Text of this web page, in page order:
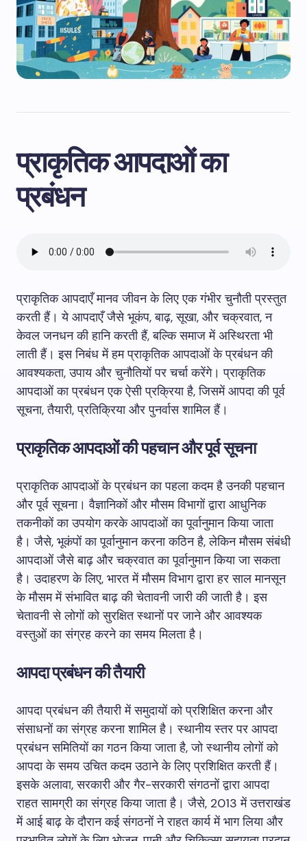
प्राकृतिक आपदाओं का
प्रबंधन
प्राकृतिक आपदाएँ मानव जीवन के लिए एक गंभीर चुनौती प्रस्तुत
करती हैं। ये आपदाएँ जैसे भूकंप, बाढ़, सूखा, और चक्रवात, न
केवल जनधन की हानि करती हैं, बल्कि समाज में अस्थिरता भी
लाती हैं। इस निबंध में हम प्राकृतिक आपदाओं के प्रबंधन की
आवश्यकता, उपाय और चुनौतियों पर चर्चा करेंगे। प्राकृतिक
आपदाओं का प्रबंधन एक ऐसी प्रक्रिया है, जिसमें आपदा की पूर्व
सूचना, तैयारी, प्रतिक्रिया और पुनर्वास शामिल हैं।
प्राकृतिक आपदाओं की पहचान और पूर्व सूचना
प्राकृतिक आपदाओं के प्रबंधन का पहला कदम है उनकी पहचान
और पूर्व सूचना। वैज्ञानिकों और मौसम विभागों द्वारा आधुनिक
तकनीकों का उपयोग करके आपदाओं का पूर्वानुमान किया जाता
है। जैसे, भूकंपों का पूर्वानुमान करना कठिन है, लेकिन मौसम संबंधी
आपदाओं जैसे बाढ़ और चक्रवात का पूर्वानुमान किया जा सकता
है। उदाहरण के लिए, भारत में मौसम विभाग द्वारा हर साल मानसून
के मौसम में संभावित बाढ़ की चेतावनी जारी की जाती है। इस
चेतावनी से लोगों को सुरक्षित स्थानों पर जाने और आवश्यक
वस्तुओं का संग्रह करने का समय मिलता है।
आपदा प्रबंधन की तैयारी
आपदा प्रबंधन की तैयारी में समुदायों को प्रशिक्षित करना और
संसाधनों का संग्रह करना शामिल है। स्थानीय स्तर पर आपदा
प्रबंधन समितियों का गठन किया जाता है, जो स्थानीय लोगों को
आपदा के समय उचित कदम उठाने के लिए प्रशिक्षित करती हैं।
इसके अलावा, सरकारी और गैर-सरकारी संगठनों द्वारा आपदा
राहत सामग्री का संग्रह किया जाता है। जैसे, 2013 में उत्तराखंड
में आई बाढ़ के दौरान कई संगठनों ने राहत कार्य में भाग लिया और